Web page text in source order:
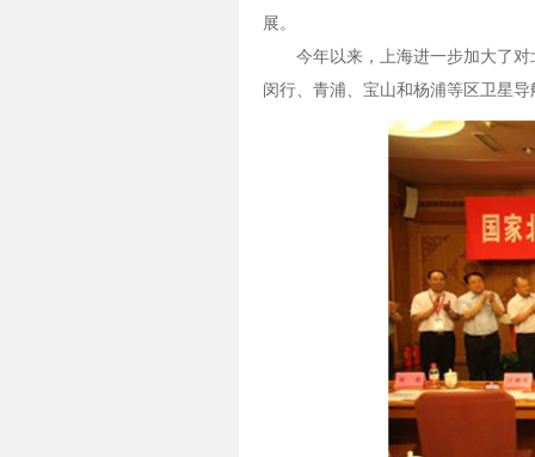
展。
今年以来，上海进一步加大了
闵行、青浦、宝山和杨浦等区卫星